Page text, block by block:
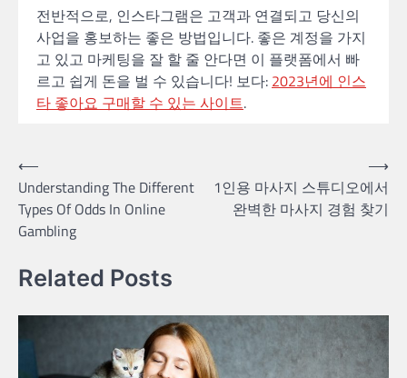
전반적으로, 인스타그램은 고객과 연결되고 당신의
사업을 홍보하는 좋은 방법입니다. 좋은 계정을 가지
고 있고 마케팅을 잘 할 줄 안다면 이 플랫폼에서 빠
르고 쉽게 돈을 벌 수 있습니다! 보다: 2023년에 인스
타 좋아요 구매할 수 있는 사이트.
Post
navigation
⟵
Understanding The Different
Types Of Odds In Online
Gambling
1인용 마사지 스튜디오에서
완벽한 마사지 경험 찾기
⟶
Related Posts